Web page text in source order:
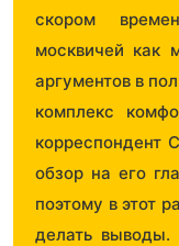
скором
москвичей как
аргументов в
комплекс
корреспондент
обзор на его
поэтому в этот
делать